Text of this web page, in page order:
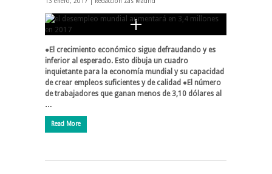
●El crecimiento económico sigue defraudando y es
inferior al esperado. Esto dibuja un cuadro
inquietante para la economía mundial y su capacidad
de crear empleos suficientes yde calidad ●El número
de trabajadores que ganan menos de 3,10 dólares al
…
Read More